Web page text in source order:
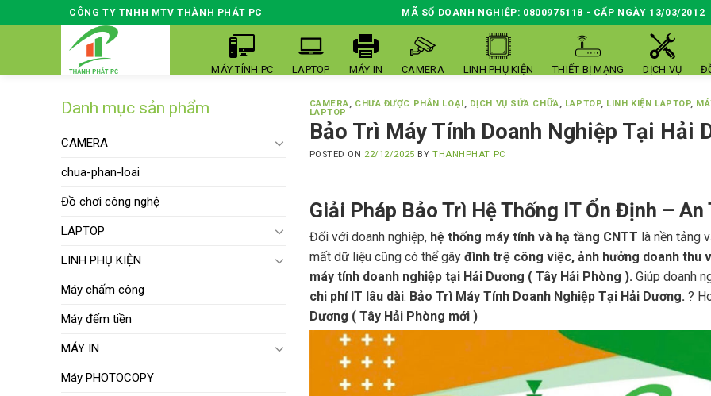
to
CÔNG TY TNHH MTV THÀNH PHÁT PC MÃ SỐ DOANH NGHIỆP: 0800975118 - CẤP NGÀY 13/03/2012
MÁY TÍNH PC LAPTOP MÁY IN CAMERA LINH PHỤ KIỆN THIẾT BỊ MẠNG DỊCH VỤ
Danh mục sản phẩm
CAMERA
chua-phan-loai
Đồ chơi công nghệ
LAPTOP
LINH PHỤ KIỆN
Máy chấm công
Máy đếm tiền
MÁY IN
Máy PHOTOCOPY
CAMERA, CHƯA ĐƯỢC PHÂN LOẠI, DỊCH VỤ SỬA CHỮA, LAPTOP, LINH KIỆN LAPTOP,
LAPTOP
Bảo Trì Máy Tính Doanh Nghiệp Tại Hải
POSTED ON 22/12/2025 BY THANHPHAT PC
Giải Pháp Bảo Trì Hệ Thống IT Ổn Định –
Đối với doanh nghiệp, hệ thống máy tính và hạ tầng CNTT là nền tảng
mất dữ liệu cũng có thể gây đình trệ công việc, ảnh hưởng doanh thu
máy tính doanh nghiệp tại Hải Dương ( Tây Hải Phòng ). Giúp doanh
chi phí IT lâu dài. Bảo Trì Máy Tính Doanh Nghiệp Tại Hải Dương. ?
Dương ( Tây Hải Phòng mới )